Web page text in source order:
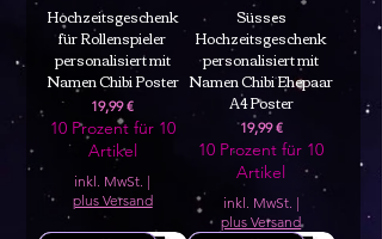
Hochzeitsgeschenk
für Rollenspieler
personalisiert mit
Namen Chibi Poster
Preis
19,99 €
10 Prozent für 10
Artikel
inkl. MwSt. |
plus Versand
Süsses
Hochzeitsgeschenk
personalisiert mit
Namen Chibi Ehepaar
A4 Poster
Preis
19,99 €
10 Prozent für 10
Artikel
inkl. MwSt. |
plus Versand